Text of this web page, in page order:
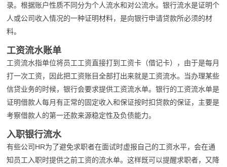
录。根据账户性质不同分为个人流水和对公流水。银行流水是证明个
人或公司收入情况的一种证明材料，是向银行申请贷款所必须的材
料。
工资流水账单
工资流水指单位将员工工资直接打到工资卡（借记卡），由于是每月
打一次工资，因此把工资账目全部打出来就是工资流水。当办理某些
信贷业务的时候，银行会要求提供工资流水单。银行的工资流水单是
证明借款人每月有正常的固定收入和保证按时扣贷款的保证，主要是
考察借款人的第一还款来源稳定性及负债能力。
入职银行流水
有些公司HR为了避免求职者在面试时虚报自己的工资水平，会在通
知员工入职时提供之前工资的流水单。这样既可以提醒求职者，又降